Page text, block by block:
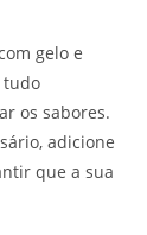
gelo e
tudo
os sabores.
adicione
que a sua